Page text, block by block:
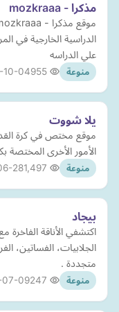
مذكرا - mozkraaa
الدراسية الخارجية في
علي الدراسه
منوعة 10-04
يلا شووت
موقع مختص في كرة
الأمور الأخرى‎ المختصة بكرة القدم.
منوعة 28
بيجاد
اكتشفي الأناقة الفاخرة
الجلابيات، الفساتين،
متجددة .
منوعة 07-09